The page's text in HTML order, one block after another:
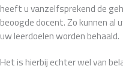
heeft u vanzelfsprekend de
beoogde docent. Zo kunnen al
uw leerdoelen worden behaald.
Het is hierbij echter wel van